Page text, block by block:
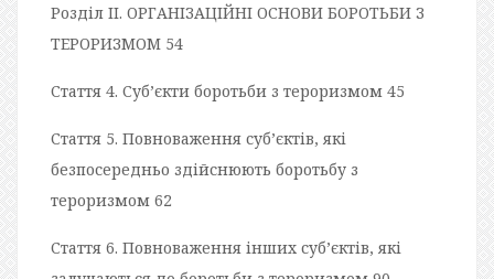
Розділ II. ОРГАНІЗАЦІЙНІ ОСНОВИ БОРОТЬБИ З
ТЕРОРИЗМОМ 54
Стаття 4. Суб’єкти боротьби з тероризмом 45
Стаття 5. Повноваження суб’єктів, які
безпосередньо здійснюють боротьбу з
тероризмом 62
Стаття 6. Повноваження інших суб’єктів, які